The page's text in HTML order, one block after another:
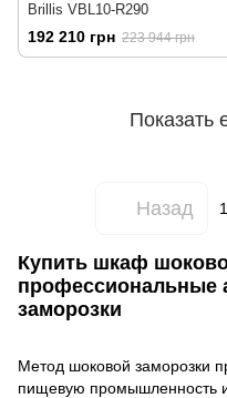
Brillis VBL10-R290
192 210 грн 223 944 грн
Показать
Назад 1
Купить шкаф
профессиональные
заморозки
Метод шоковой заморозки
пищевую промышленность